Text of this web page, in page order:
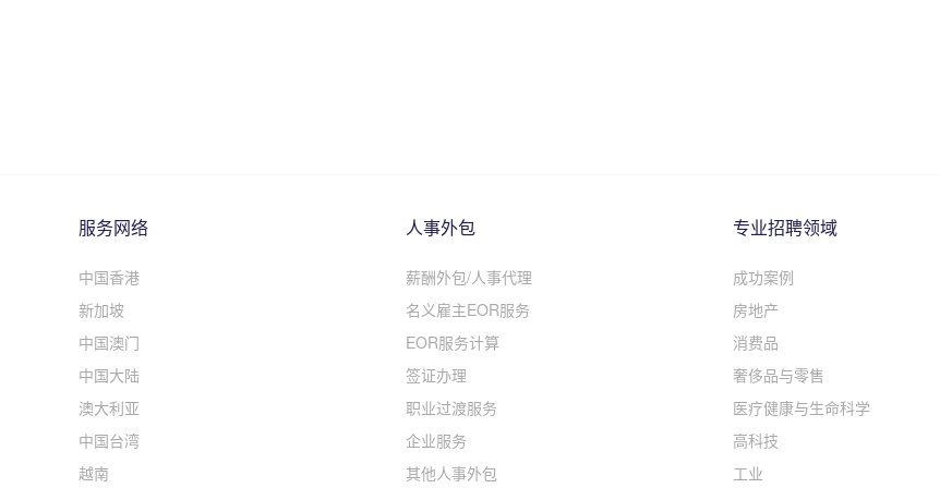
服务网络
中国香港
新加坡
中国澳门
中国大陆
澳大利亚
中国台湾
越南
人事外包
薪酬外包/人事代理
名义雇主EOR服务
EOR服务计算
签证办理
职业过渡服务
企业服务
其他人事外包
专业招聘领域
成功案例
房地产
消费品
奢侈品与零售
医疗健康与生命科学
高科技
工业